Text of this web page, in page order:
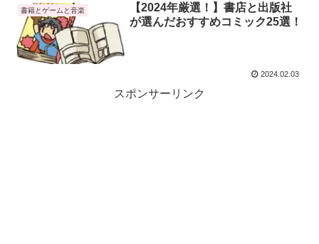
書籍とゲームと音楽
【2024年厳選！】書店と出版社
が選んだおすすめコミック25選！
2024.02.03
スポンサーリンク